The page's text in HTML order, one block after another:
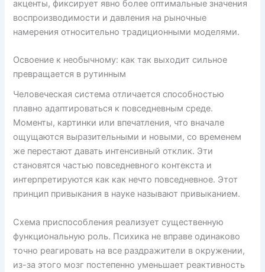
акценты, фиксирует явно более оптимальные значения
воспроизводимости и давления на рыночные
намерения относительно традиционными моделями.
Освоение к необычному: как так выходит сильное
превращается в рутинным
Человеческая система отличается способностью
плавно адаптироваться к повседневным среде.
Моменты, картинки или впечатления, что вначале
ощущаются выразительными и новыми, со временем
же перестают давать интенсивный отклик. Эти
становятся частью повседневного контекста и
интерпретируются как как нечто повседневное. Этот
принцип привыкания в науке называют привыканием.
Схема приспособления реализует существенную
функциональную роль. Психика не вправе одинаково
точно реагировать на все раздражители в окружении,
из-за этого мозг постепенно уменьшает реактивность